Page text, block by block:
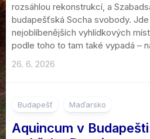
rozsáhlou rekonstrukcí, a
budapešťská Socha svobody.
nejoblíbenějších vyhlídkových
podle toho to tam také vypadá –
26. 6. 2026
Budapešť Maďarsko
Aquincum v